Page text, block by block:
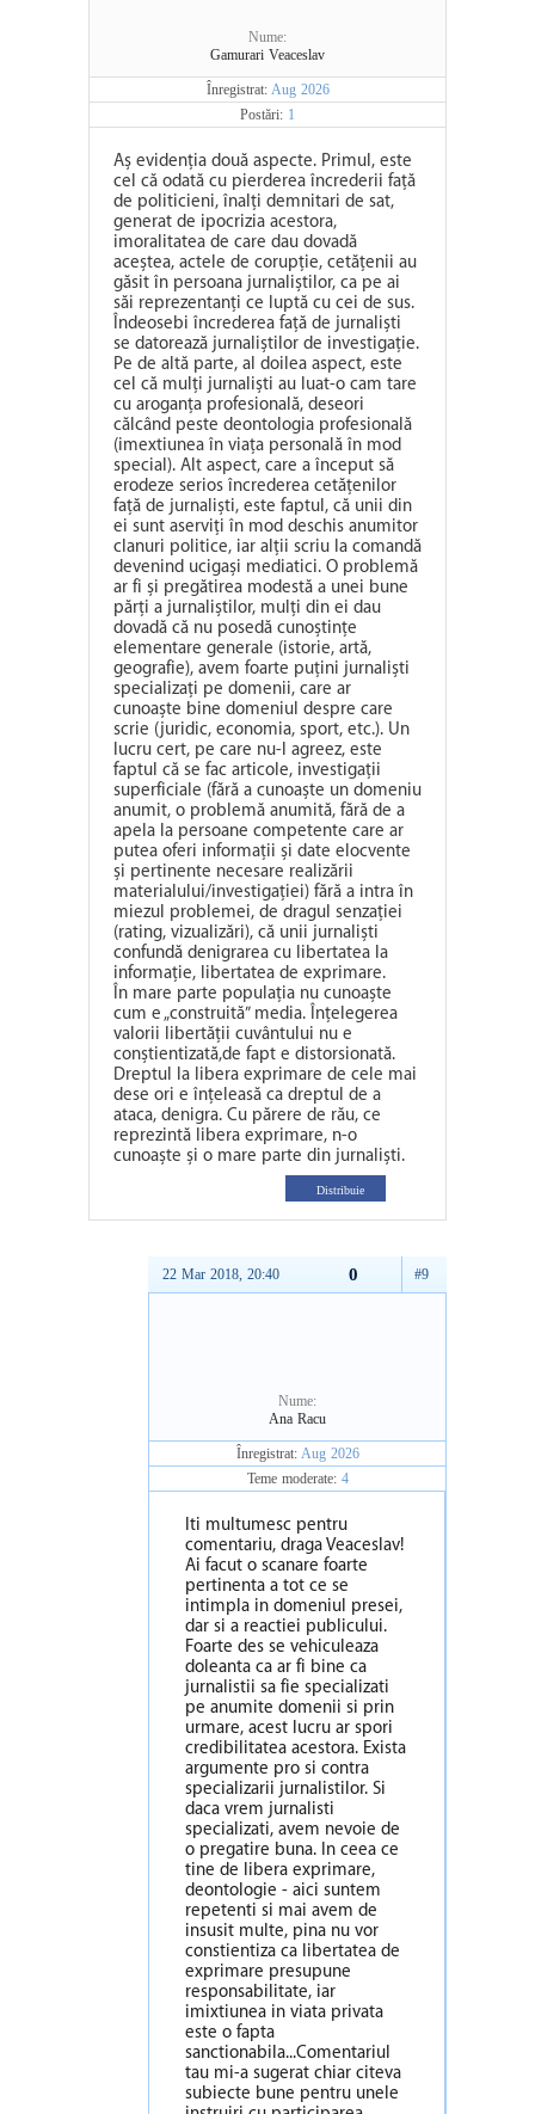
Nume:
Gamurari Veaceslav
Înregistrat: Aug 2026
Postări: 1
Aș evidenția două aspecte. Primul, este
cel că odată cu pierderea încrederii față
de politicieni, înalți demnitari de sat,
generat de ipocrizia acestora,
imoralitatea de care dau dovadă
aceștea, actele de corupție, cetățenii au
găsit în persoana jurnaliștilor, ca pe ai
săi reprezentanți ce luptă cu cei de sus.
Îndeosebi încrederea față de jurnaliști
se datorează jurnaliștilor de investigație.
Pe de altă parte, al doilea aspect, este
cel că mulți jurnaliști au luat-o cam tare
cu aroganța profesională, deseori
călcând peste deontologia profesională
(imextiunea în viața personală în mod
special). Alt aspect, care a început să
erodeze serios încrederea cetățenilor
față de jurnaliști, este faptul, că unii din
ei sunt aserviți în mod deschis anumitor
clanuri politice, iar alții scriu la comandă
devenind ucigași mediatici. O problemă
ar fi și pregătirea modestă a unei bune
părți a jurnaliștilor, mulți din ei dau
dovadă că nu posedă cunoștințe
elementare generale (istorie, artă,
geografie), avem foarte puțini jurnaliști
specializați pe domenii, care ar
cunoaște bine domeniul despre care
scrie (juridic, economia, sport, etc.). Un
lucru cert, pe care nu-l agreez, este
faptul că se fac articole, investigații
superficiale (fără a cunoaște un domeniu
anumit, o problemă anumită, fără de a
apela la persoane competente care ar
putea oferi informații și date elocvente
și pertinente necesare realizării
materialului/investigației) fără a intra în
miezul problemei, de dragul senzației
(rating, vizualizări), că unii jurnaliști
confundă denigrarea cu libertatea la
informație, libertatea de exprimare.
În mare parte populația nu cunoaște
cum e „construită” media. Înțelegerea
valorii libertății cuvântului nu e
conștientizată,de fapt e distorsionată.
Dreptul la libera exprimare de cele mai
dese ori e înțeleasă ca dreptul de a
ataca, denigra. Cu părere de rău, ce
reprezintă libera exprimare, n-o
cunoaște și o mare parte din jurnaliști.
Distribuie
22 Mar 2018, 20:40 #9
0
Iti multumesc pentru
comentariu, draga Veaceslav!
Ai facut o scanare foarte
pertinenta a tot ce se
intimpla in domeniul presei,
dar si a reactiei publicului.
Foarte des se vehiculeaza
doleanta ca ar fi bine ca
jurnalistii sa fie specializati
pe anumite domenii si prin
urmare, acest lucru ar spori
credibilitatea acestora. Exista
argumente pro si contra
specializarii jurnalistilor. Si
daca vrem jurnalisti
specializati, avem nevoie de
o pregatire buna. In ceea ce
tine de libera exprimare,
deontologie - aici suntem
repetenti si mai avem de
insusit multe, pina nu vor
constientiza ca libertatea de
exprimare presupune
responsabilitate, iar
imixtiunea in viata privata
este o fapta
sanctionabila...Comentariul
tau mi-a sugerat chiar citeva
subiecte bune pentru unele
Nume:
Ana Racu
Înregistrat: Aug 2026
Teme moderate: 4